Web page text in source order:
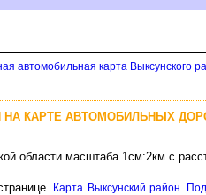
автомобильная карта Выксунского
КАРТЕ АВТОМОБИЛЬНЫХ
области масштаба 1см:2км с
Карта Выксунский район.